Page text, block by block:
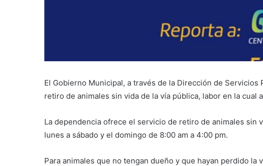
El Gobierno Municipal, a través de la Dirección de
retiro de animales sin vida de la vía pública, labor en la cual
La dependencia ofrece el servicio de retiro de animales sin
lunes a sábado y el domingo de 8:00 am a 4:00 pm.
Para animales que no tengan dueño y que hayan perdido la